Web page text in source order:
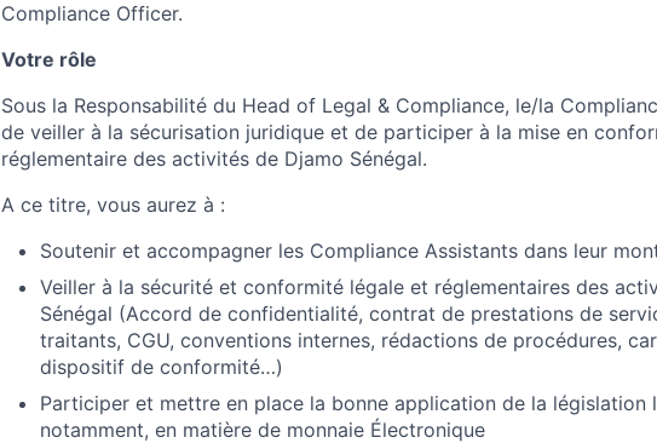
Compliance Officer.
Votre rôle
Sous la Responsabilité du Head of Legal & Compliance, le/la
de veiller à la sécurisation juridique et de participer à la mise en
réglementaire des activités de Djamo Sénégal.
A ce titre, vous aurez à :
Soutenir et accompagner les Compliance Assistants dans leur
Veiller à la sécurité et conformité légale et réglementaires des
Sénégal (Accord de confidentialité, contrat de prestations de
traitants, CGU, conventions internes, rédactions de procédures,
dispositif de conformité…)
Participer et mettre en place la bonne application de la législation
notamment, en matière de monnaie Électronique